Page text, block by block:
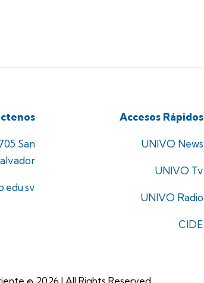
San
Accesos Rápidos
UNIVO News
UNIVO Tv
UNIVO Radio
CIDE